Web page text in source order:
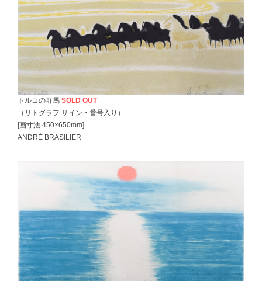
トルコの群馬 SOLD OUT
（リトグラフ サイン・番号入り）
[画寸法 450×650mm]
ANDRÉ BRASILIER